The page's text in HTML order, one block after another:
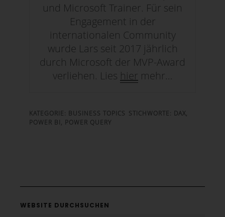
und Microsoft Trainer. Für sein
Engagement in der
internationalen Community
wurde Lars seit 2017 jährlich
durch Microsoft der MVP-Award
verliehen. Lies hier mehr…
KATEGORIE: BUSINESS TOPICS STICHWORTE: DAX,
POWER BI, POWER QUERY
WEBSITE DURCHSUCHEN
meiner Datenschutzerklärung .
SENDEN